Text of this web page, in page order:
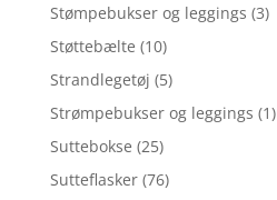
Stømpebukser og leggings (3)
Støttebælte (10)
Strandlegetøj (5)
Strømpebukser og leggings (1)
Suttebokse (25)
Sutteflasker (76)